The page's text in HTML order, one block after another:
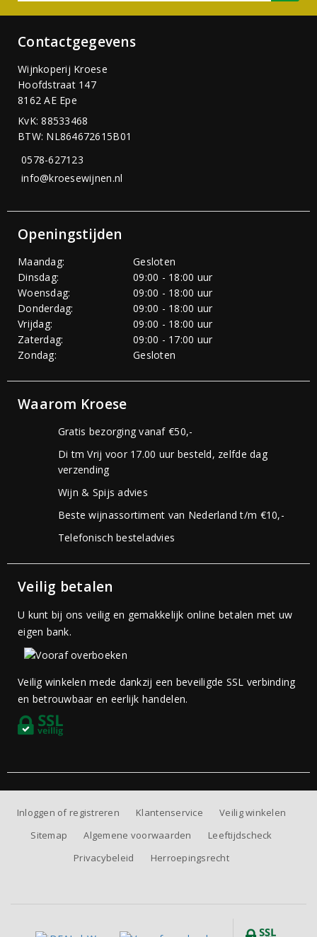
Contactgegevens
Wijnkoperij Kroese
Hoofdstraat 147
8162 AE Epe
KvK: 88533468
BTW: NL864672615B01
0578-627123
info@kroesewijnen.nl
Openingstijden
Maandag:
Gesloten
Dinsdag:
09:00 - 18:00 uur
Woensdag:
09:00 - 18:00 uur
Donderdag:
09:00 - 18:00 uur
Vrijdag:
09:00 - 18:00 uur
Zaterdag:
09:00 - 17:00 uur
Zondag:
Gesloten
Waarom Kroese
Gratis bezorging vanaf €50,-
Di tm Vrij voor 17.00 uur besteld, zelfde dag
verzending
Wijn & Spijs advies
Beste wijnassortiment van Nederland t/m €10,-
Telefonisch besteladvies
Veilig betalen
U kunt bij ons veilig en gemakkelijk online betalen met uw
eigen bank.
Veilig winkelen mede dankzij een beveiligde SSL verbinding
en betrouwbaar en eerlijk handelen.
Inloggen of registreren Klantenservice
Veilig winkelen
Sitemap
Algemene voorwaarden
Leeftijdscheck
Privacybeleid
Herroepingsrecht